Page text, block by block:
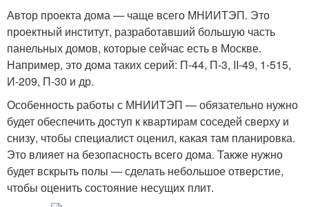
Автор проекта дома — чаще всего МНИИТЭП. Это
проектный институт, разработавший большую часть
панельных домов, которые сейчас есть в Москве.
Например, это дома таких серий: П-44, П-3, II-49, 1-515,
И-209, П-30 и др.
Особенность работы с МНИИТЭП — обязательно нужно
будет обеспечить доступ к квартирам соседей сверху и
снизу, чтобы специалист оценил, какая там планировка.
Это влияет на безопасность всего дома. Также нужно
будет вскрыть полы — сделать небольшое отверстие,
чтобы оценить состояние несущих плит.